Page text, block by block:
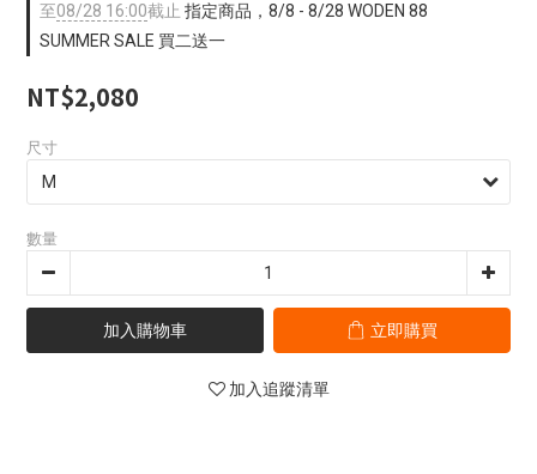
至08/28 16:00截止 指定商品，8/8 - 8/28 WODEN 88
SUMMER SALE 買二送一
NT$2,080
尺寸
數量
加入購物車 立即購買
加入追蹤清單